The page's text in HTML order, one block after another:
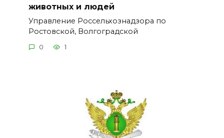
животных и людей
Управление Россельхознадзора по
Ростовской, Волгоградской
0 1